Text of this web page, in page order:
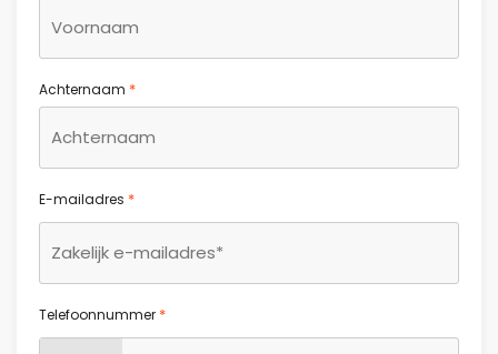
Achternaam *
E-mailadres *
Telefoonnummer *